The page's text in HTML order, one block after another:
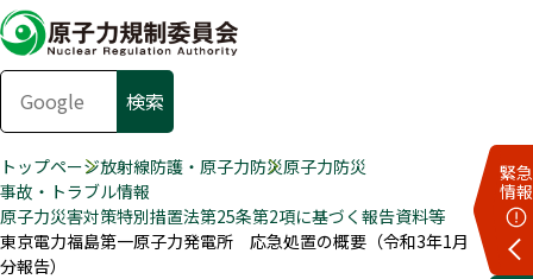
緊急
情報
トップページ放射線防護・原子力防災原子力防災
事故・トラブル情報
原子力災害対策特別措置法第25条第2項に基づく報告資料等
東京電力福島第一原子力発電所 応急処置の概要（令和3年1月
分報告）